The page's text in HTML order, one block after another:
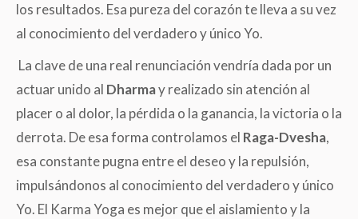
los resultados. Esa pureza del corazón te lleva a su vez
al conocimiento del verdadero y único Yo.
La clave de una real renunciación vendría dada por un
actuar unido al Dharmay realizado sin atención al
placer o al dolor, la pérdida o la ganancia, la victoria o la
derrota. De esa forma controlamos el Raga-Dvesha,
esa constante pugna entre el deseo y la repulsión,
impulsándonos al conocimiento del verdadero y único
Yo. El Karma Yoga es mejor que el aislamiento y la